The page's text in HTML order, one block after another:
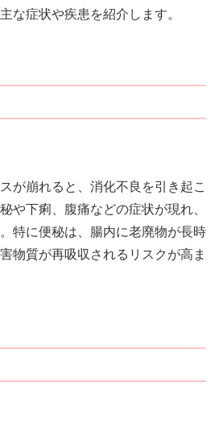
な症状や疾患を紹介します。
が崩れると、消化不良を引き起こ
や下痢、腹痛などの症状が現れ、
特に便秘は、腸内に老廃物が長時
物質が再吸収されるリスクが高ま